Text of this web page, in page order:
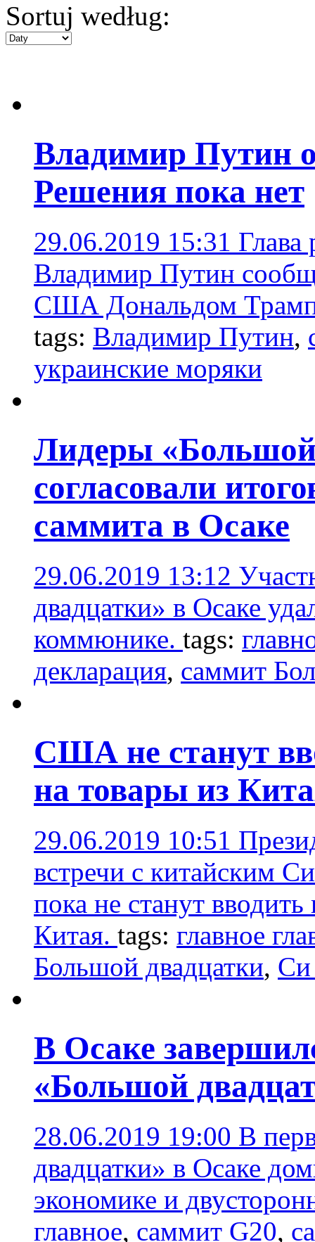
Sortuj według:
Владимир Путин
Решения пока нет
29.06.2019 15:31 Глава
Владимир Путин
США Дональдом
tags: Владимир Путин,
украинские моряки
Лидеры
согласовали
саммита в Осаке
29.06.2019 13:12
двадцатки» в Осаке
коммюнике. tags:
декларация, саммит
США не станут
на товары из
29.06.2019 10:51
встречи с китайским
пока не станут
Китая. tags: главное
Большой двадцатки, Си
В Осаке
«Большой
28.06.2019 19:00 В
двадцатки» в Осаке
экономике и
главное, саммит G20,